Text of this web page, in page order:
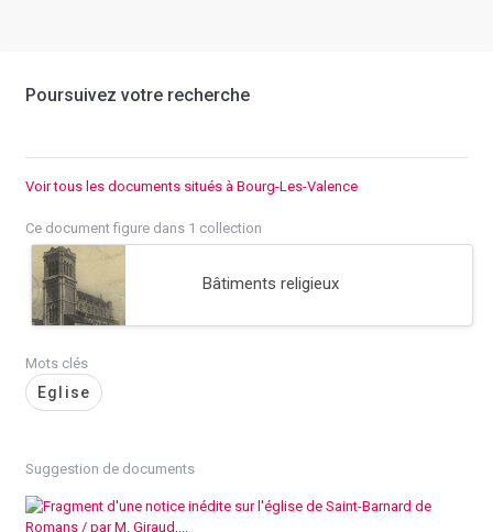
Poursuivez votre recherche
Voir tous les documents situés à Bourg-Les-Valence
Ce document figure dans 1 collection
Bâtiments religieux
Mots clés
Eglise
Suggestion de documents